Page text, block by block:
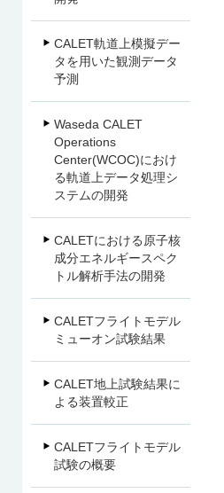
CALET軌道上模擬デー
タを用いた観測データ
予測
Waseda CALET
Operations
Center(WCOC)におけ
る軌道上データ処理シ
ステムの開発
CALETにおける原子核
成分エネルギースペク
トル解析手法の開発
CALETフライトモデル
ミューオン試験結果
CALET地上試験結果に
よる装置較正
CALETフライトモデル
試験の概要